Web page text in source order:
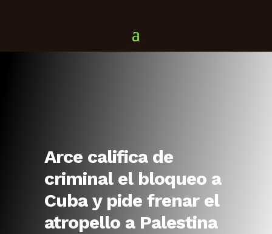
Arce califica de
criminal el bloqueo a
Cuba y pide frenar el
atropello a Palestina